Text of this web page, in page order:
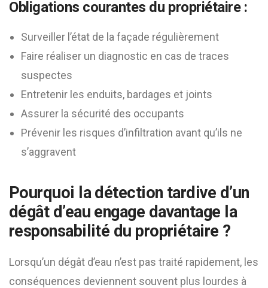
Obligations courantes du propriétaire :
Surveiller l’état de la façade régulièrement
Faire réaliser un diagnostic en cas de traces
suspectes
Entretenir les enduits, bardages et joints
Assurer la sécurité des occupants
Prévenir les risques d’infiltration avant qu’ils ne
s’aggravent
Pourquoi la détection tardive d’un
dégât d’eau engage davantage la
responsabilité du propriétaire ?
Lorsqu’un dégât d’eau n’est pas traité rapidement, les
conséquences deviennent souvent plus lourdes à